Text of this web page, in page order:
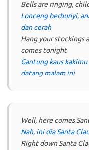
Bells are ringing,
Lonceng berbunyi,
dan cerah
Hang your stockings
comes tonight
Gantung kaus kakimu
datang malam ini
Well, here comes
Nah, ini dia Santa
Right down Santa